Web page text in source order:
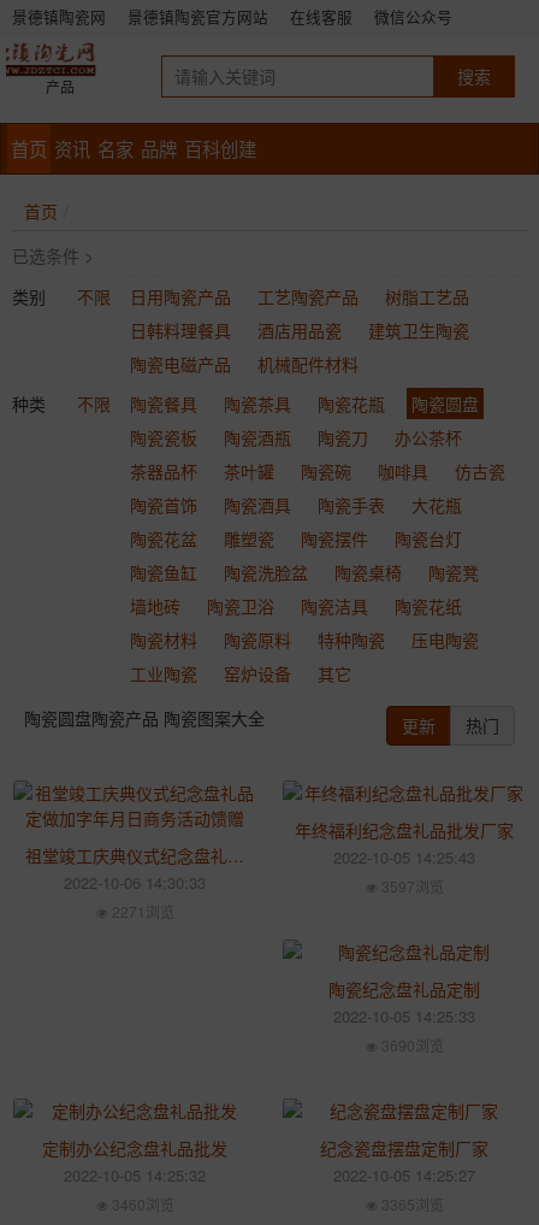
景德镇陶瓷网 景德镇陶瓷官方网站 在线客服 微信公众号
产品
首页 资讯 名家 品牌 百科创建
首页
已选条件 >
类别
不限 日用陶瓷产品 工艺陶瓷产品
树脂工艺品
日韩料理餐具
酒店用品瓷
建筑卫生陶瓷
陶瓷电磁产品
机械配件材料
种类
不限 陶瓷餐具 陶瓷茶具 陶瓷花瓶
陶瓷圆盘
陶瓷瓷板
陶瓷酒瓶 陶瓷刀
办公茶杯
茶器品杯
茶叶罐 陶瓷碗 咖啡具
仿古瓷
陶瓷首饰
陶瓷酒具 陶瓷手表
大花瓶
陶瓷花盆
雕塑瓷 陶瓷摆件
陶瓷台灯
陶瓷鱼缸
陶瓷洗脸盆 陶瓷桌椅
陶瓷凳
墙地砖
陶瓷卫浴 陶瓷洁具
陶瓷花纸
陶瓷材料
陶瓷原料 特种陶瓷
压电陶瓷
工业陶瓷
窑炉设备 其它
更新 热门
陶瓷圆盘陶瓷产品 陶瓷图案大全
祖堂竣工庆典仪式纪念盘礼品定做加字年月日商务活动馈赠
2022-10-06 14:30:33
2271浏览
年终福利纪念盘礼品批发厂家
2022-10-05 14:25:43
3597浏览
陶瓷纪念盘礼品定制
2022-10-05 14:25:33
3690浏览
定制办公纪念盘礼品批发
2022-10-05 14:25:32
3460浏览
纪念瓷盘摆盘定制厂家
2022-10-05 14:25:27
3365浏览